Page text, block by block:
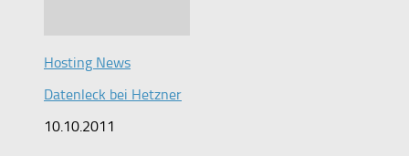
Hosting News
Datenleck bei Hetzner
10.10.2011